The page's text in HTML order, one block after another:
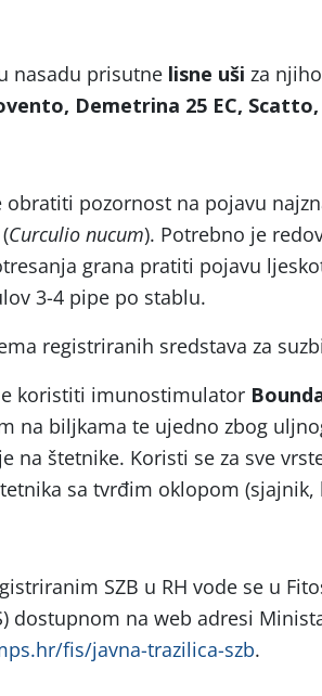
nasadu prisutne lisne uši za
Demetrina 25 EC, Scatto,
obratiti pozornost na pojavu
(Curculio nucum). Potrebno je
grana pratiti pojavu
3-4 pipe po stablu.
registriranih sredstava za
koristiti imunostimulator
na biljkama te ujedno zbog
na štetnike. Koristi se za sve
sa tvrđim oklopom (sjajnik,
SZB u RH vode se u
dostupnom na web adresi
fis/javna-trazilica-szb.